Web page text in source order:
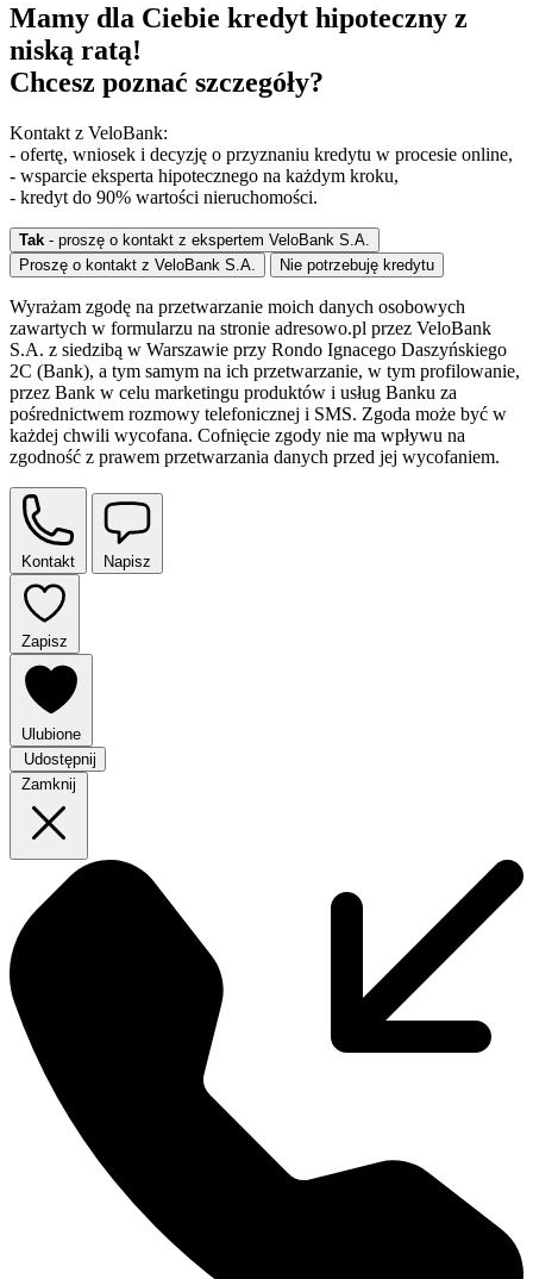
Mamy dla Ciebie kredyt hipoteczny z
niską ratą!
Chcesz poznać szczegóły?
Kontakt z VeloBank:
- ofertę, wniosek i decyzję o przyznaniu kredytu w procesie online,
- wsparcie eksperta hipotecznego na każdym kroku,
- kredyt do 90% wartości nieruchomości.
Tak - proszę o kontakt z ekspertem VeloBank S.A.
Proszę o kontakt z VeloBank S.A.
Nie potrzebuję kredytu
Wyrażam zgodę na przetwarzanie moich danych osobowych
zawartych w formularzu na stronie adresowo.pl przez VeloBank
S.A. z siedzibą w Warszawie przy Rondo Ignacego Daszyńskiego
2C (Bank), a tym samym na ich przetwarzanie, w tym profilowanie,
przez Bank w celu marketingu produktów i usług Banku za
pośrednictwem rozmowy telefonicznej i SMS. Zgoda może być w
każdej chwili wycofana. Cofnięcie zgody nie ma wpływu na
zgodność z prawem przetwarzania danych przed jej wycofaniem.
Kontakt Napisz
Zapisz
Ulubione
Udostępnij
Zamknij